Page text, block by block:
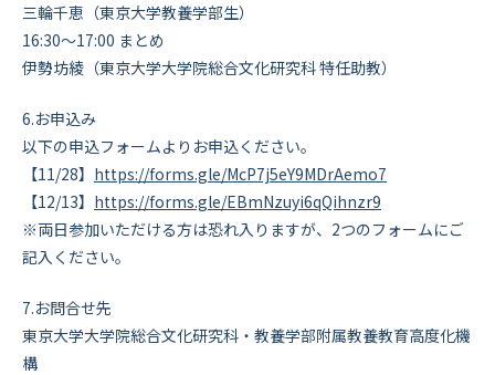
三輪千恵（東京大学教養学部生）
16:30～17:00 まとめ
伊勢坊綾（東京大学大学院総合文化研究科 特任助教）
6.お申込み
以下の申込フォームよりお申込ください。
【11/28】 https://forms.gle/McP7j5eY9MDrAemo7
【12/13】 https://forms.gle/EBmNzuyi6qQihnzr9
※両日参加いただける方は恐れ入りますが、2つのフォームにご
記入ください。
7.お問合せ先
東京大学大学院総合文化研究科・教養学部附属教養教育高度化機
構